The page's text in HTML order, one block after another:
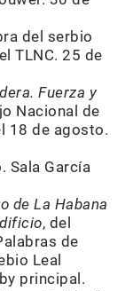
del serbio
TLNC. 25 de
Fuerza y
Nacional de
18 de agosto.
Sala García
de La Habana
, del
de
Leal
principal.